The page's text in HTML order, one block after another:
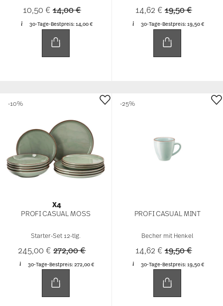
10,50 €Price reduced from
14,00 €to
30-Tage-Bestpreis: 14,00 €
14,62 €Price reduced
19,50 €to
30-Tage-Bestpreis:19,50 €
X4
PROFI CASUAL MOSS
Starter-Set 12-tlg.
245,00 €Price reduced from
272,00 €to
30-Tage-Bestpreis: 272,00 €
-10%
PROFI CASUAL MINT
Becher mit Henkel
14,62 €Price reduced
19,50 €to
30-Tage-Bestpreis:19,50 €
-25%